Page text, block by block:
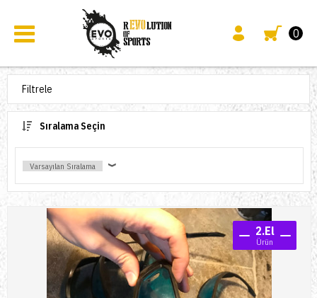
0
Filtrele
Sıralama Seçin
2.El
Ürün